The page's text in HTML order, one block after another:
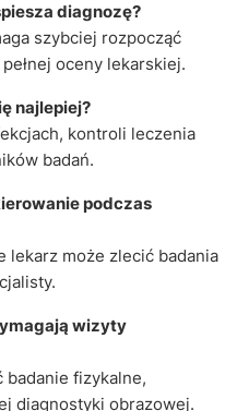
diagnozę?
szybciej rozpocząć
oceny lekarskiej.
najlepiej?
kontroli leczenia
badań.
podczas
lekarz może zlecić badania
wizyty
badanie fizykalne,
diagnostyki obrazowej.